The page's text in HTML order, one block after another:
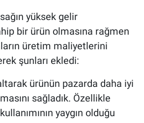
yüksek gelir
bir ürün olmasına rağmen
üretim maliyetlerini
şunları ekledi:
ürünün pazarda daha iyi
sağladık. Özellikle
yaygın olduğu